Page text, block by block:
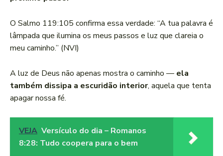
O Salmo 119:105 confirma essa verdade: “A tua palavra é
lâmpada que ilumina os meus passos e luz que clareia o
meu caminho.” (NVI)
A luz de Deus não apenas mostra o caminho — ela
também dissipa a escuridão interior, aquela que tenta
apagar nossa fé.
VEJA Versículo do dia – Romanos
8:28: Tudo coopera para o bem